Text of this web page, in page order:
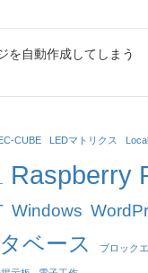
を自動作成してしまう
EC-CUBE LEDマトリクス
Raspberry
Windows
ベース ブロック